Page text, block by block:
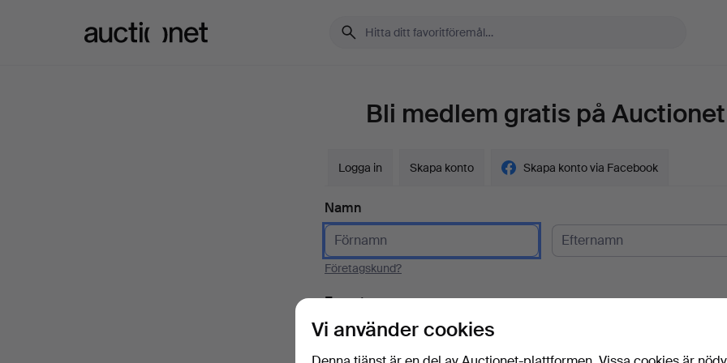
Bli medlem gratis på Auctionet
Logga in Skapa konto Skapa konto via Facebook
Namn
Företagskund?
E-post
Vi använder cookies